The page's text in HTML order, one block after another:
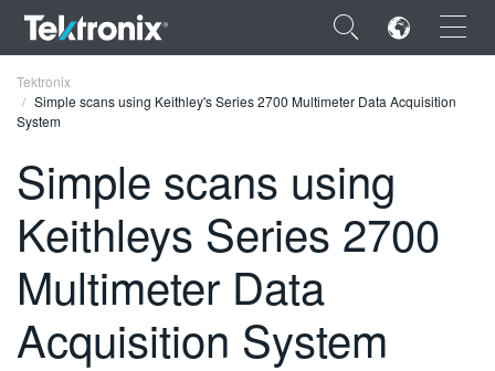
×
ENGLISH
FRANÇAIS
DEUTSCH
VIỆT NAM
Tektronix
Simple scans using Keithley's Series 2700 Multimeter Data Acquisition
System
Simple scans using
Keithleys Series 2700
Multimeter Data
Acquisition System